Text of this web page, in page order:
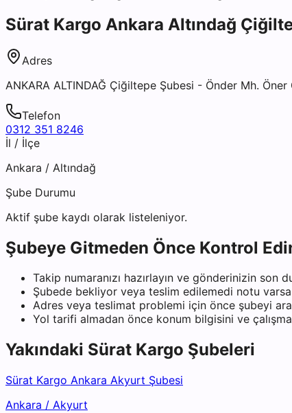
Sürat Kargo Ankara Altındağ
Adres
ANKARA ALTINDAĞ Çiğiltepe Şubesi - Önder Mh.
Telefon
0312 351 8246
İl / İlçe
Ankara / Altındağ
Şube Durumu
Aktif şube kaydı olarak listeleniyor.
Şubeye Gitmeden Önce Kontrol
Takip numaranızı hazırlayın ve gönderinizin son
Şubede bekliyor veya teslim edilemedi notu
Adres veya teslimat problemi için önce şubeyi
Yol tarifi almadan önce konum bilgisini ve
Yakındaki Sürat Kargo Şubeleri
Sürat Kargo Ankara Akyurt Şubesi
Ankara / Akyurt